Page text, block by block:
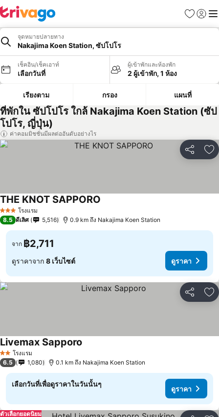
รายการโป
เข้าสู่ร
เมนู
จุดหมายปลายทาง
Nakajima Koen Station, ซัปโปโร
เช็คอิน/เช็คเอาท์
เลือกวันที่
ผู้เข้าพักและห้องพัก
2 ผู้เข้าพัก, 1 ห้อง
เรียงตาม กรอง แผนที่
ที่พักใน ซัปโปโร ใกล้ Nakajima Koen Station (ซัป
โปโร, ญี่ปุ่น)
ค่าคอมมิชชั่นมีผลต่ออันดับอย่างไร
แชร์ เ
3 ดาว โรงแรม
THE KNOT SAPPORO
8.5 ดีเลิศ 5,516 0.9 km ถึง Nakajima Koen Station
จาก ฿2,711
ดูราคาจาก 8 เว็บไซต์ ดูราคา
แชร์ เ
2 ดาวโรงแรม
Livemax Sapporo
6.5 1,080 0.1 km ถึง Nakajima Koen Station
เลือกวันที่เพื่อดูราคาในวันนั้นๆ
ดูราคา
ตัวเลือกยอดนิยม